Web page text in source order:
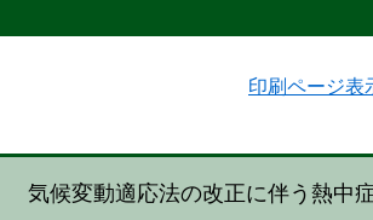
印刷ページ表
気候変動適応法の改正に伴う熱中